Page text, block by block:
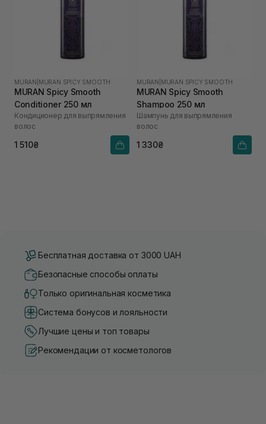
MURAN MURAN SPICY SMOOTH
MURAN Spicy Smooth
Conditioner 250 мл
Кондиционер для выпрямления
волос
1 510₴
MURAN MURAN SPICY SMOOTH
MURAN Spicy Smooth
Shampoo 250 мл
Шампунь для выпрямления
волос
1 330₴
Бесплатная доставка от 3000 UAH
Безопасные способы оплаты
Только оригинальная косметика
Система бонусов и лояльности
Лучшие цены и топ товары
Рекомендации от косметологов